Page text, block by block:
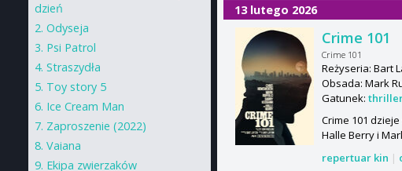
13 lutego 2026
Crime 101
Crime 101
Reżyseria: Bart
Obsada: Mark
Gatunek:
Crime 101
Halle Berry i
repertuar kin |
dzień
Odyseja
Psi Patrol
Straszydła
Toy story 5
Ice Cream Man
Zaproszenie (2022)
Vaiana
Ekipa zwierzaków